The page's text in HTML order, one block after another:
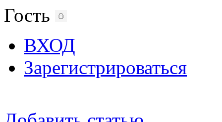
Гость
ВХОД
Зарегистрироваться